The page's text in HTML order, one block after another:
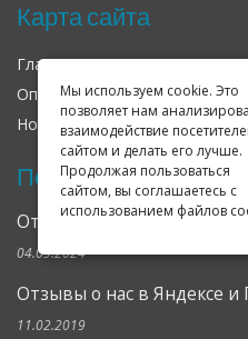
Мы используем cookie. Это
позволяет нам
взаимодействие
сайтом и делать его лучше.
Продолжая пользоваться
сайтом, вы соглашаетесь с
использованием файлов
Карта сайта
Главная О нас
Оплата
Доставка
Новости
Оферта
Последние новости
Открылся клубный сервис
04.09.2024
Отзывы о нас в Яндексе и
11.02.2019